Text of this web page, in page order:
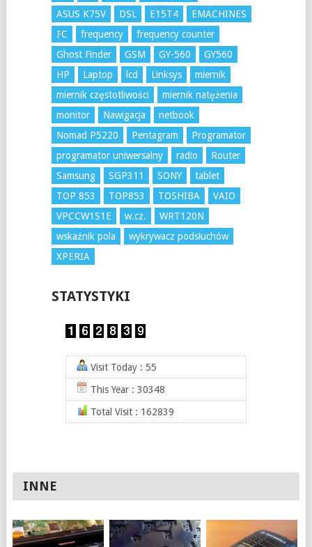
ASUS K75V
DSL E15T4
EMACHINES
FC
frequency
frequency counter
Ghost Finder
GSM GY-560
GY560
HP
Laptop lcd Linksys
miernik
miernik częstotliwości
miernik natężenia
monitor
Nawigacja
netbook
Nomad P5220
Pentagram
Programator
programator uniwersalny
radio
Router
Samsung
SGP311 SONY
tablet
TOP 853
TOP853 TOSHIBA
VAIO
VPCCW1S1E
w.cz.
WRT120N
wskaźnik pola
wykrywacz podsłuchów
XPERIA
STATYSTYKI
Visit Today : 55
This Year : 30348
Total Visit : 162839
INNE